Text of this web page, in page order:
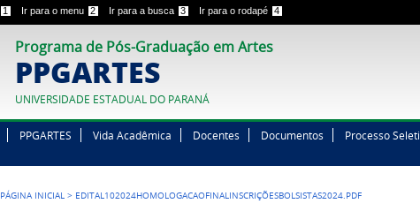
1 Ir para o menu 2 Ir para a busca 3 Ir para o rodapé 4
Programa de Pós-Graduação em Artes
PPGARTES
UNIVERSIDADE ESTADUAL DO PARANÁ
PPGARTES Vida Acadêmica Docentes Documentos Processo
PÁGINA INICIAL > EDITAL102024HOMOLOGACAOFINALINSCRIÇÕESBOLSISTAS2024.PDF